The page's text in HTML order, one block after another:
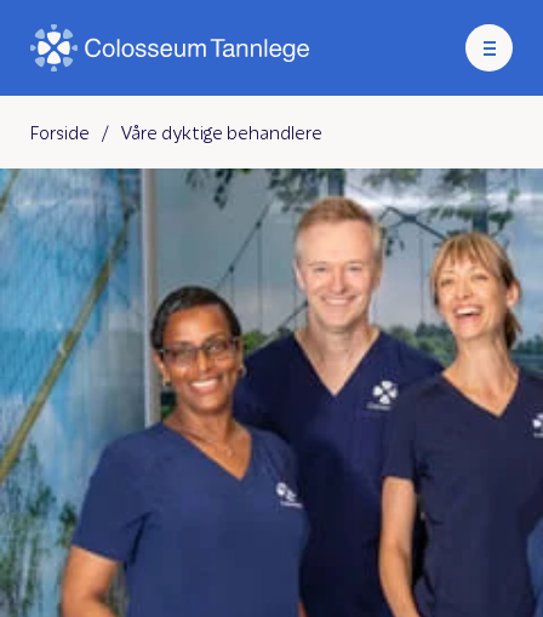
Forside / Våre dyktige behandlere